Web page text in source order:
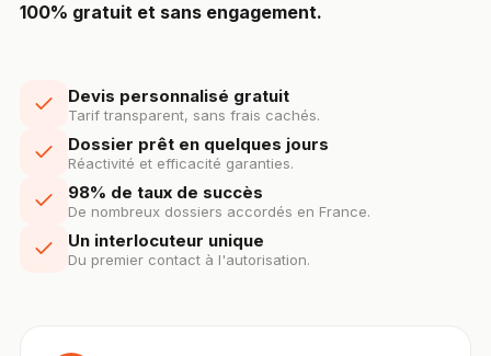
100% gratuit et sans engagement.
Devis personnalisé gratuit
Tarif transparent, sans frais cachés.
Dossier prêt en quelques jours
Réactivité et efficacité garanties.
98% de taux de succès
De nombreux dossiers accordés en France.
Un interlocuteur unique
Du premier contact à l'autorisation.